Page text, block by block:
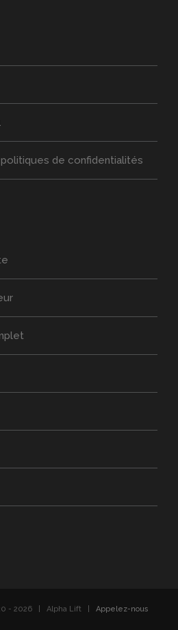
de confidentialités
- 2026 | Alpha Lift | Appelez-nous